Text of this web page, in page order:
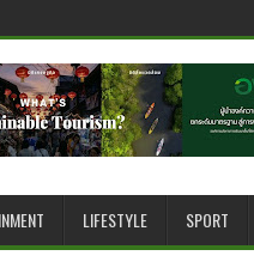
LIFESTYLE SPORT